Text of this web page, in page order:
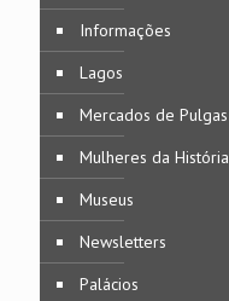
Informações
Lagos
Mercados de Pulgas
Mulheres da História
Museus
Newsletters
Palácios